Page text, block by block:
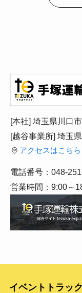
[本社] 埼玉県川口
[越谷事業所] 埼玉
アクセスはこちら
電話番号：048-
営業時間：9:00～
イベントトラッ